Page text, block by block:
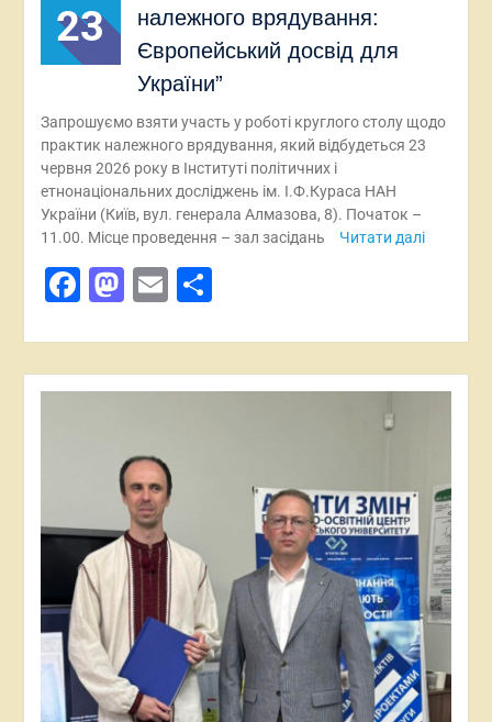
23
належного врядування:
Європейський досвід для
України”
Запрошуємо взяти участь у роботі круглого столу щодо
практик належного врядування, який відбудеться 23
червня 2026 року в Інституті політичних і
етнонаціональних досліджень ім. І.Ф.Кураса НАН
України (Київ, вул. генерала Алмазова, 8). Початок –
11.00. Місце проведення – зал засідань
Читати далі
Facebook
Mastodon
EmailПоділитися